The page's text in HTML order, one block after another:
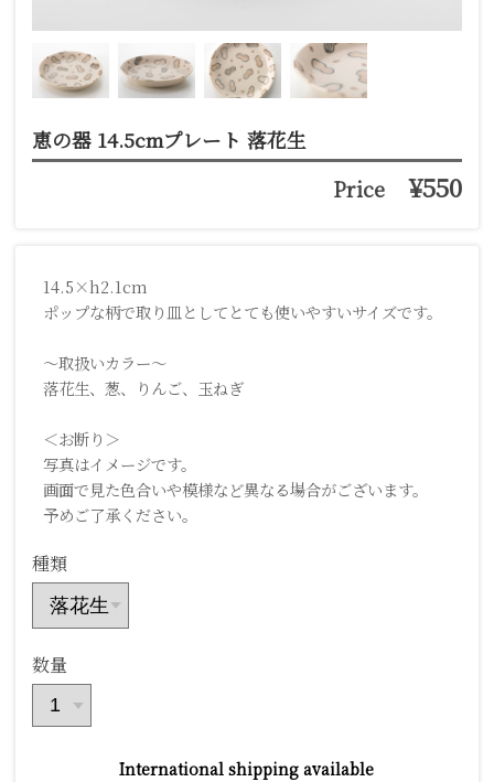
恵の器 14.5cmプレート 落花生
Price ¥550
14.5×h2.1cm
ポップな柄で取り皿としてとても使いやすいサイズです。
～取扱いカラー～
落花生、葱、りんご、玉ねぎ
＜お断り＞
写真はイメージです。
画面で見た色合いや模様など異なる場合がございます。
予めご了承ください。
種類
数量
International shipping available